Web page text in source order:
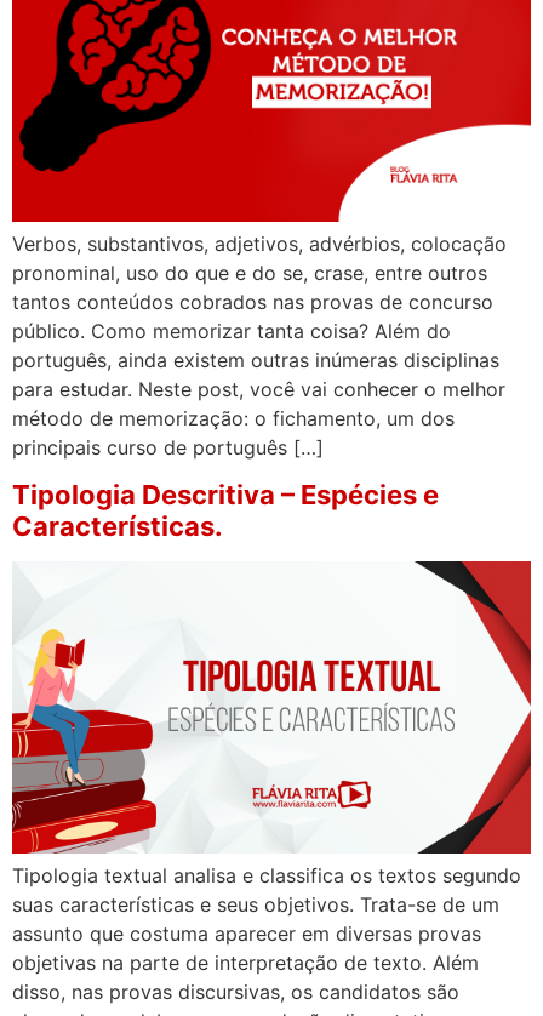
Verbos, substantivos, adjetivos, advérbios, colocação
pronominal, uso do que e do se, crase, entre outros
tantos conteúdos cobrados nas provas de concurso
público. Como memorizar tanta coisa? Além do
português, ainda existem outras inúmeras disciplinas
para estudar. Neste post, você vai conhecer o melhor
método de memorização: o fichamento, um dos
principais curso de português […]
Tipologia Descritiva – Espécies e
Características.
Tipologia textual analisa e classifica os textos segundo
suas características e seus objetivos. Trata-se de um
assunto que costuma aparecer em diversas provas
objetivas na parte de interpretação de texto. Além
disso, nas provas discursivas, os candidatos são